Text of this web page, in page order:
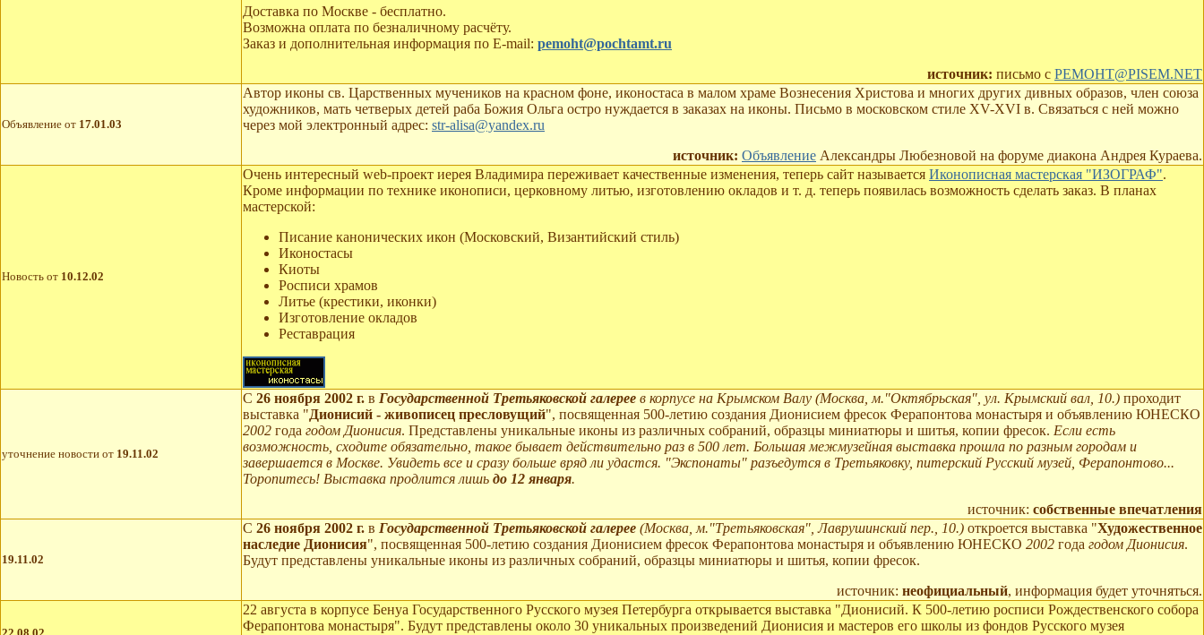
Доставка по Москве - бесплатно.
Возможна оплата по безналичному расчёту.
Заказ и дополнительная информация по E-mail: pemoht@pochtamt.ru
источник: письмо с PEMOHT@PISEM.NET
Объявление от 17.01.03
Автор иконы св. Царственных мучеников на красном фоне, иконостаса в малом храме Вознесения Христова и многих других дивных образов, член союза
художников, мать четверых детей раба Божия Ольга остро нуждается в заказах на иконы. Письмо в московском стиле ХV-XVI в. Связаться с ней можно
через мой электронный адрес: str-alisa@yandex.ru
источник: Объявление Александры Любезновой на форуме диакона Андрея Кураева.
Новость от 10.12.02
Очень интересный web-проект иерея Владимира переживает качественные изменения, теперь сайт называется Иконописная мастерская "ИЗОГРАФ".
Кроме информации по технике иконописи, церковному литью, изготовлению окладов и т. д. теперь появилась возможность сделать заказ. В планах
мастерской:
Писание канонических икон (Московский, Византийский стиль)
Иконостасы
Киоты
Росписи храмов
Литье (крестики, иконки)
Изготовление окладов
Реставрация
уточнение новости от 19.11.02
C 26 ноября 2002 г. в Государственной Третьяковской галерее в корпусе на Крымском Валу (Москва, м."Октябрьская", ул. Крымский вал, 10.) проходит
выставка "Дионисий - живописец пресловущий", посвященная 500-летию создания Дионисием фресок Ферапонтова монастыря и объявлению ЮНЕСКО
2002 года годом Дионисия. Представлены уникальные иконы из различных собраний, образцы миниатюры и шитья, копии фресок. Если есть
возможность, сходите обязательно, такое бывает действительно раз в 500 лет. Большая межмузейная выставка прошла по разным городам и
завершается в Москве. Увидеть все и сразу больше вряд ли удастся. "Экспонаты" разъедутся в Третьяковку, питерский Русский музей, Ферапонтово...
Торопитесь! Выставка продлится лишь до 12 января.
источник: собственные впечатления
19.11.02
C 26 ноября 2002 г. в Государственной Третьяковской галерее (Москва, м."Третьяковская", Лаврушинский пер., 10.) откроется выставка "Художественное
наследие Дионисия", посвященная 500-летию создания Дионисием фресок Ферапонтова монастыря и объявлению ЮНЕСКО 2002 года годом Дионисия.
Будут представлены уникальные иконы из различных собраний, образцы миниатюры и шитья, копии фресок.
источник: неофициальный, информация будет уточняться.
22 августа в корпусе Бенуа Государственного Русского музея Петербурга открывается выставка "Дионисий. К 500-летию росписи Рождественского собора
Ферапонтова монастыря". Будут представлены около 30 уникальных произведений Дионисия и мастеров его школы из фондов Русского музея